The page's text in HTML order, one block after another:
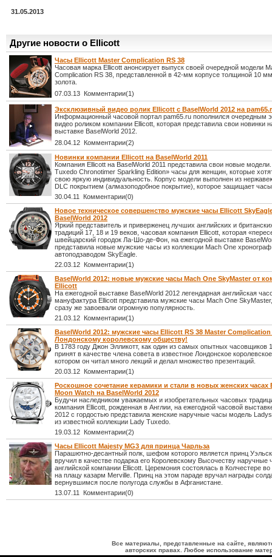
31.05.2013
Другие новости о Ellicott
Часы Ellicott Master Complication RS 38
Часовая марка Ellicott анонсирует выпуск своей очередной модели
Complication RS 38, представленной в 42-мм корпусе толщиной 10 мм
золота.
07.03.13 Комментарии(1)
Эксклюзивный видео ролик Ellicott с BaselWorld 2012 на
Информационный часовой портал pam65.ru пополнился очередным
видео роликом компании Ellicott, которая представила свои новинки
выставке BaselWorld 2012.
28.04.12 Комментарии(2)
Новинки компании Ellicott на BaselWorld 2011
Компания Ellicott на BaselWorld 2011 представила свои новые
Tuxedo Chronotimer Sparkling Edition» часы для женщин, которые
свою яркую индивидуальность. Корпус модели выполнен из
DLC покрытием (алмазоподобное покрытие), которое защищает
30.04.11 Комментарии(0)
Новое техническое совершенство мужские часы Ellicott
BaselWorld 2012
Яркий представитель и приверженец лучших английских и
традиций 17, 18 и 19 веков, часовая компания Ellicott, которая
швейцарский городок Ла-Шо-де-Фон, на ежегодной выставке
представила новые мужские часы из коллекции Mach One
автоподзаводом SkyEagle.
22.03.12 Комментарии(1)
BaselWorld 2012: новые мужские часы Mach One SkyMaster от
Ellicott
На ежегодной выставке BaselWorld 2012 легендарная английская
мануфактура Ellicott представила мужские часы Mach One
сразу же завоевали огромную популярность.
21.03.12 Комментарии(1)
BaselWorld 2012: мужские часы Ellicott RS 38 Master
Лондонскому королевскому обществу!
В 1783 году Джон Элликотт, как один из самых опытных часовщиков
принят в качестве члена совета в известное Лондонское
котором он читал много лекций и делал множество презентаций.
20.03.12 Комментарии(1)
Роскошное сочетание керамики и стали в новых женских часах
Moon Watch на BaselWorld 2012
Будучи наследником уважаемых и изобретательных часовых
компания Ellicott, рожденная в Англии, на ежегодной часовой
2012 c гордостью представила женские наручные часы модель
из известной коллекции Lady Tuxedo.
19.03.12 Комментарии(2)
Часы Ellicott Majesty MG3 для принца Чарльза
Парашютно-десантный полк, шефом которого является принц
вручил в качестве подарка его Королевскому Высочеству наручные
английской компании Ellicott. Церемония состоялась в Колчестере
на плацу казарм Merville. Принц на этом параде вручал награды
вернувшимся после полугода службы в Афганистане.
13.07.11 Комментарии(0)
Все материалы, представленные на сайте,
авторских правах. Любое использование